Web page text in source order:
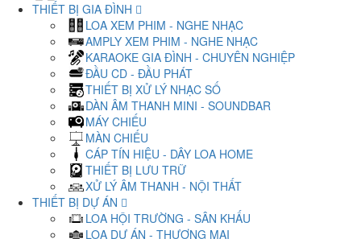
THIẾT BỊ GIA ĐÌNH
LOA XEM PHIM - NGHE NHẠC
AMPLY XEM PHIM - NGHE NHẠC
KARAOKE GIA ĐÌNH - CHUYÊN NGHIỆP
ĐẦU CD - ĐẦU PHÁT
THIẾT BỊ XỬ LÝ NHẠC SỐ
DÀN ÂM THANH MINI - SOUNDBAR
MÁY CHIẾU
MÀN CHIẾU
CÁP TÍN HIỆU - DÂY LOA HOME
THIẾT BỊ LƯU TRỮ
XỬ LÝ ÂM THANH - NỘI THẤT
THIẾT BỊ DỰ ÁN
LOA HỘI TRƯỜNG - SÂN KHẤU
LOA DỰ ÁN - THƯƠNG MẠI